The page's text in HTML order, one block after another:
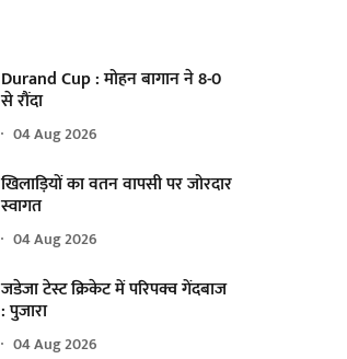
Durand Cup : मोहन बागान ने 8-0
से रौंदा
04 Aug 2026
खिलाड़ियों का वतन वापसी पर जोरदार
स्वागत
04 Aug 2026
जडेजा टेस्ट क्रिकेट में परिपक्व गेंदबाज
: पुजारा
04 Aug 2026